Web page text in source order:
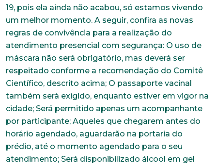
19, pois ela ainda não acabou, só estamos vivendo
um melhor momento. A seguir, confira as novas
regras de convivência para a realização do
atendimento presencial com segurança: O uso de
máscara não será obrigatório, mas deverá ser
respeitado conforme a recomendação do Comitê
Científico, descrito acima; O passaporte vacinal
também será exigido, enquanto estiver em vigor na
cidade; Será permitido apenas um acompanhante
por participante; Aqueles que chegarem antes do
horário agendado, aguardarão na portaria do
prédio, até o momento agendado para o seu
atendimento; Será disponibilizado álcool em gel